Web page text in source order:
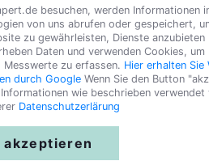
oder Endwirt
rohes Fleisch. Ist der Hund
besuchen, werden Informationen
von uns abrufen oder gespeichert,
zu gewährleisten, Dienste
Daten und verwenden Cookies,
Messwerte zu erfassen. Hier erhalten
durch Google Wenn Sie den Button
wie beschrieben
Datenschutzerlärung
akzeptieren